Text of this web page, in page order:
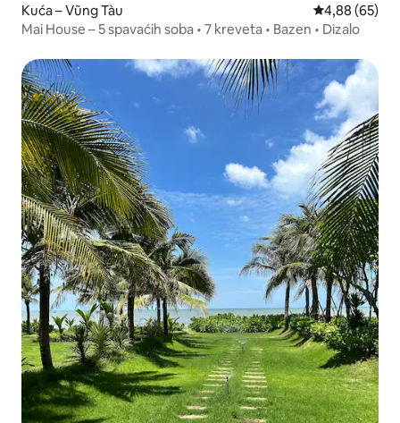
Kuća – Vũng Tàu Prosječna
4,88 (65)
Mai House – 5 spavaćih soba • 7 kreveta • Bazen • Dizalo